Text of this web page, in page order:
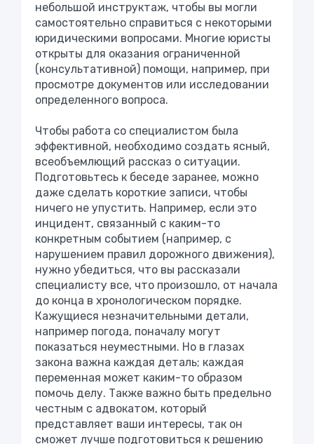
небольшой инструктаж, чтобы вы могли
самостоятельно справиться с некоторыми
юридическими вопросами. Многие юристы
открыты для оказания ограниченной
(консультативной) помощи, например, при
просмотре документов или исследовании
определенного вопроса.
Чтобы работа со специалистом была
эффективной, необходимо создать ясный,
всеобъемлющий рассказ о ситуации.
Подготовьтесь к беседе заранее, можно
даже сделать короткие записи, чтобы
ничего не упустить. Например, если это
инцидент, связанный с каким-то
конкретным событием (например, с
нарушением правил дорожного движения),
нужно убедиться, что вы рассказали
специалисту все, что произошло, от начала
до конца в хронологическом порядке.
Кажущиеся незначительными детали,
например погода, поначалу могут
показаться неуместными. Но в глазах
закона важна каждая деталь; каждая
переменная может каким-то образом
помочь делу. Также важно быть предельно
честным с адвокатом, который
представляет ваши интересы, так он
сможет лучше подготовиться к решению